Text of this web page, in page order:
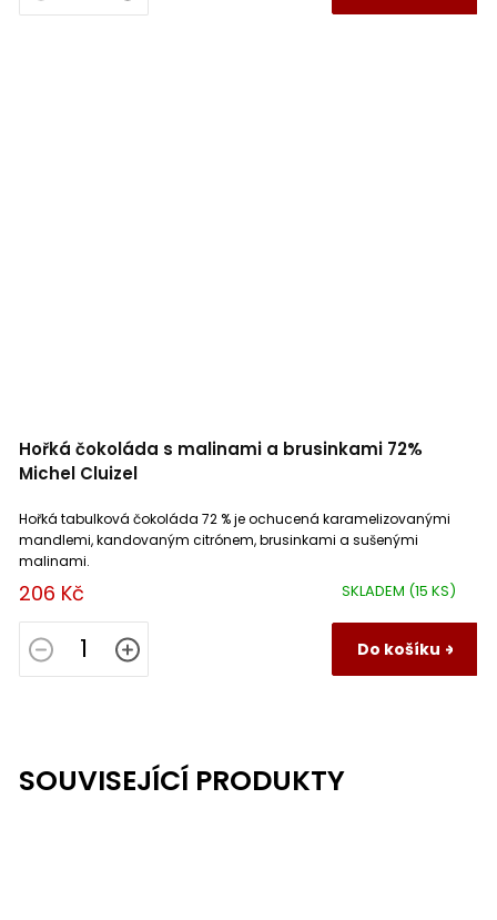
Hořká čokoláda s malinami a brusinkami 72%
Michel Cluizel
SKLADEM (15 KS)
206 Kč
Do košíku
Hořká tabulková čokoláda 72 % je ochucená karamelizovanými
mandlemi, kandovaným citrónem, brusinkami a sušenými
malinami.
SOUVISEJÍCÍ PRODUKTY